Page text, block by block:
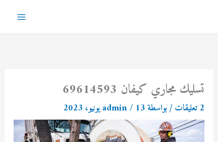
المحتوى
تسليك مجاري كيفان 69614593
2 تعليقات / بواسطة admin/ 13 يونيو، 2023